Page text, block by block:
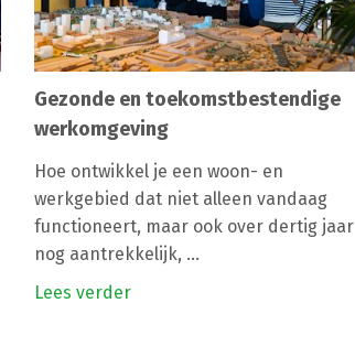
Gezonde en toekomstbestendige
werkomgeving
Hoe ontwikkel je een woon- en
werkgebied dat niet alleen vandaag
functioneert, maar ook over dertig jaar
nog aantrekkelijk, ...
Lees verder